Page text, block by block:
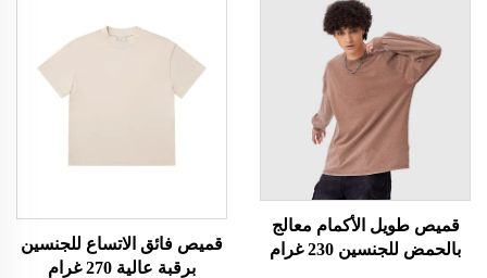
قميص طويل الأكمام معالج
بالحمض للجنسين 230 غرام
قميص فائق الاتساع للجنسين
برقبة عالية 270 غرام